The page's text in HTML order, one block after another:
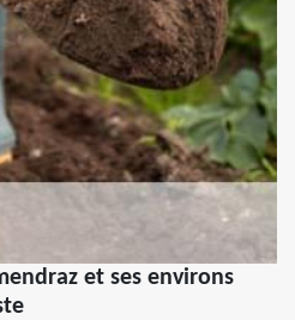
et ses environs